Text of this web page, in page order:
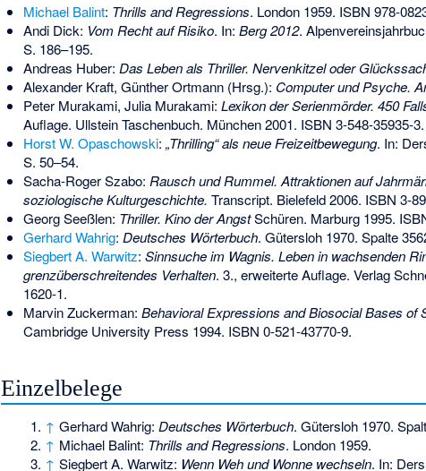
Michael Balint: Thrills and Regressions. London 1959. ISBN 978-
Andi Dick: Vom Recht auf Risiko. In: Berg 2012.
S. 186–195.
Andreas Huber: Das Leben als Thriller. Nervenkitzel oder
Alexander Kraft, Günther Ortmann (Hrsg.): Computer und Psyche.
Peter Murakami, Julia Murakami: Lexikon der Serienmörder. 450
Auflage. Ullstein Taschenbuch. München 2001. ISBN 3-548-35935-3.
Horst W. Opaschowski: „Thrilling“ als neue Freizeitbewegung. In:
S. 50–54.
Sacha-Roger Szabo: Rausch und Rummel. Attraktionen auf
soziologische Kulturgeschichte. Transcript. Bielefeld 2006. ISBN 3-
Georg Seeßlen: Thriller. Kino der AngstSchüren. Marburg 1995.
Gerhard Wahrig: Deutsches Wörterbuch. Gütersloh 1970. Spalte
Siegbert A. Warwitz: Sinnsuche im Wagnis. Leben in wachsenden
grenzüberschreitendes Verhalten. 3., erweiterte Auflage. Verlag
1620-1.
Marvin Zuckerman: Behavioral Expressions and Biosocial Bases of
Cambridge University Press 1994. ISBN 0-521-43770-9.
Einzelbelege
↑ Gerhard Wahrig: Deutsches Wörterbuch. Gütersloh 1970.
↑ Michael Balint: Thrills and Regressions. London 1959.
↑ Siegbert A. Warwitz: Wenn Weh und Wonne wechseln. In: